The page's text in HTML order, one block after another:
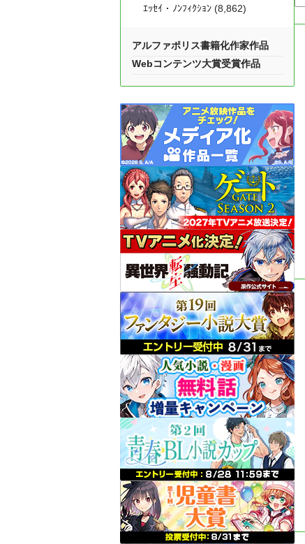
ｴｯｾｲ・ﾉﾝﾌｨｸｼｮﾝ (8,862)
アルファポリス書籍化作家作品
Webコンテンツ大賞受賞作品